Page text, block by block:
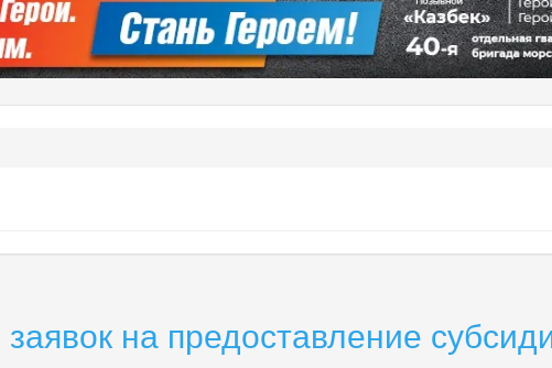
на предоставление